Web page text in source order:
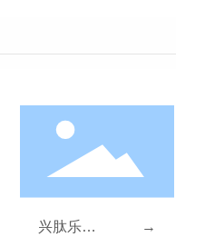
星诺美
→